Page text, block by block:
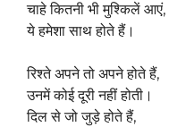
चाहे कितनी भी मुश्किलें आएं,
ये हमेशा साथ होते हैं।
रिश्ते अपने तो अपने होते हैं,
उनमें कोई दूरी नहीं होती।
दिल से जो जुड़े होते हैं,